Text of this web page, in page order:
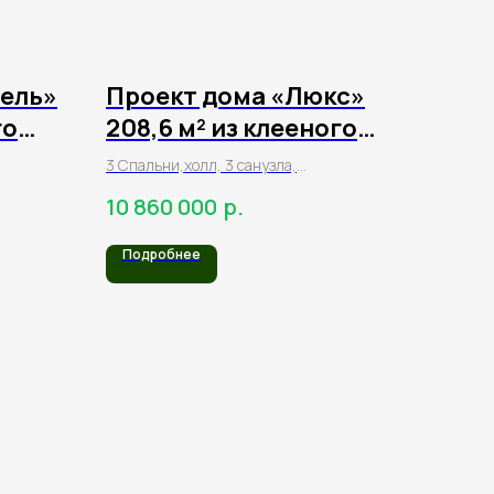
Проект дома «Люкс»
208,6 м² из клееного
бруса
3 Спальни,холл, 3 санузла,
кабинет, прихожая, крыльцо
10 860 000 р.
Подробнее